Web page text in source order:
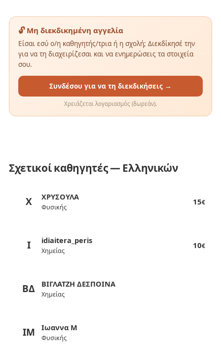
🔓 Μη διεκδικημένη αγγελία
Είσαι εσύ ο/η καθηγητής/τρια ή η σχολή; Διεκδίκησέ την
για να τη διαχειρίζεσαι και να ενημερώσεις τα στοιχεία
σου.
Συνδέσου για να τη διεκδικήσεις →
Χρειάζεται λογαριασμός (δωρεάν).
Σχετικοί καθηγητές — Ελληνικών
Χ ΧΡΥΣΟΥΛΑ
Φυσικής
15€
I idiaitera_peris
Χημείας
10€
ΒΔ ΒΙΓΛΑΤΖΗ ΔΕΣΠΟΙΝΑ
Χημείας
ΙΜ Ιωαννα Μ
Φυσικής